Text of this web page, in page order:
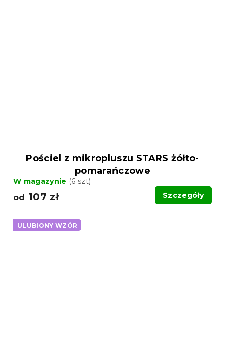
Pościel z mikropluszu STARS żółto-
pomarańczowe
W magazynie (6 szt)
od 107 zł Szczegóły
ULUBIONY WZÓR